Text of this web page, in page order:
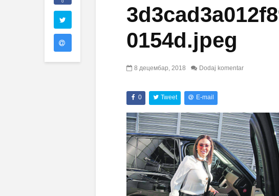
0154d.jpeg
8 децембар, 2018 Dodaj komentar
0 Tweet E-mail